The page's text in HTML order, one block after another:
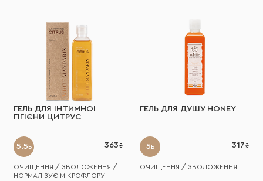
ГЕЛЬ ДЛЯ ІНТИМНОЇ
ГІГІЄНИ ЦИТРУС
5.5 Б 363
ОЧИЩЕННЯ / ЗВОЛОЖЕННЯ /
НОРМАЛІЗУЄ МІКРОФЛОРУ
ГЕЛЬ ДЛЯ ДУШУ HONEY
5 Б 317
ОЧИЩЕННЯ / ЗВОЛОЖЕННЯ